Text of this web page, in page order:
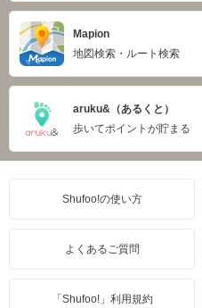
Mapion
地図検索・ルート検索
aruku&（あるくと）
歩いてポイントが貯まる
Shufoo!の使い方
よくあるご質問
「Shufoo!」利用規約